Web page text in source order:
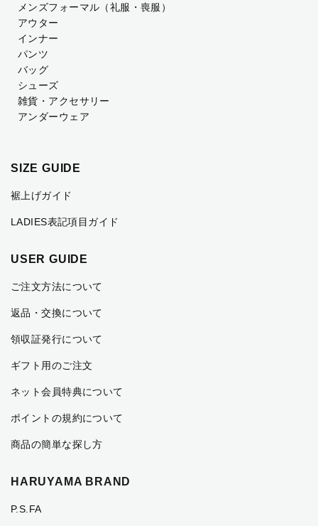
メンズフォーマル （礼服・喪服）
アウター
インナー
パンツ
バッグ
シューズ
雑貨・アクセサリー
アンダーウェア
SIZE GUIDE
裾上げガイド
LADIES表記項目ガイド
USER GUIDE
ご注文方法について
返品・交換について
領収証発行について
ギフト用のご注文
ネット会員特典について
ポイントの規約について
商品の簡単な探し方
HARUYAMA BRAND
P.S.FA